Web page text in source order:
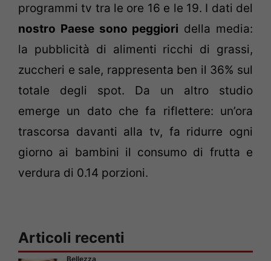
programmi tv tra le ore 16 e le 19. I dati del
nostro Paese sono peggiori della media:
la pubblicità di alimenti ricchi di grassi,
zuccheri e sale, rappresenta ben il 36% sul
totale degli spot. Da un altro studio
emerge un dato che fa riflettere: un’ora
trascorsa davanti alla tv, fa ridurre ogni
giorno ai bambini il consumo di frutta e
verdura di 0.14 porzioni.
Articoli recenti
Bellezza